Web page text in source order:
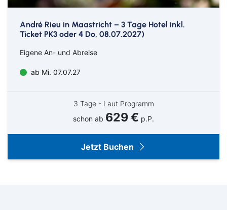
André Rieu in Maastricht – 3 Tage Hotel inkl.
Ticket PK3 oder 4 Do, 08.07.2027)
Eigene An- und Abreise
ab Mi. 07.07.27
3 Tage - Laut Programm
schon ab 629 € p.P.
Jetzt Buchen